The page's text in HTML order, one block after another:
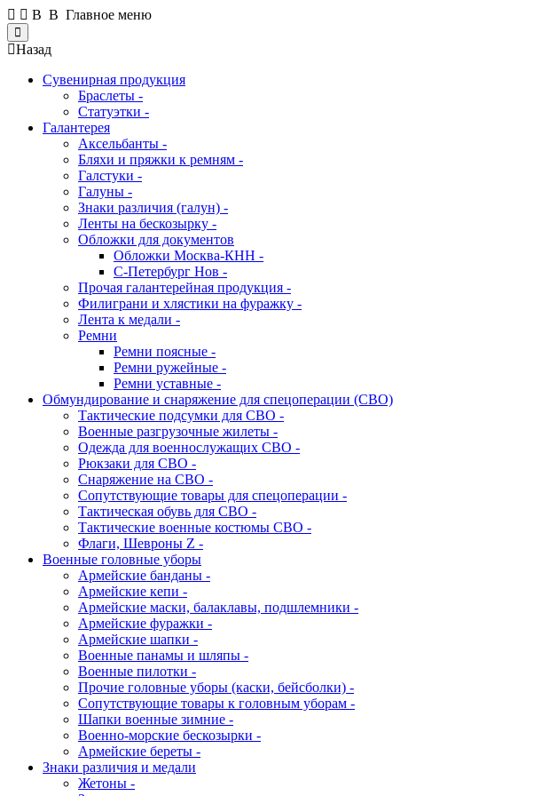
В В Главное меню
Close
Назад
Сувенирная продукция
Браслеты -
Статуэтки -
Галантерея
Аксельбанты -
Бляхи и пряжки к ремням -
Галстуки -
Галуны -
Знаки различия (галун) -
Ленты на бескозырку -
Обложки для документов
Обложки Москва-КНН -
С-Петербург Нов -
Прочая галантерейная продукция -
Филиграни и хлястики на фуражку -
Лента к медали -
Ремни
Ремни поясные -
Ремни ружейные -
Ремни уставные -
Обмундирование и снаряжение для спецоперации (СВО)
Тактические подсумки для СВО -
Военные разгрузочные жилеты -
Одежда для военнослужащих СВО -
Рюкзаки для СВО -
Снаряжение на СВО -
Сопутствующие товары для спецоперации -
Тактическая обувь для СВО -
Тактические военные костюмы СВО -
Флаги, Шевроны Z -
Военные головные уборы
Армейские банданы -
Армейские кепи -
Армейские маски, балаклавы, подшлемники -
Армейские фуражки -
Армейские шапки -
Военные панамы и шляпы -
Военные пилотки -
Прочие головные уборы (каски, бейсболки) -
Сопутствующие товары к головным уборам -
Шапки военные зимние -
Военно-морские бескозырки -
Армейские береты -
Знаки различия и медали
Жетоны -